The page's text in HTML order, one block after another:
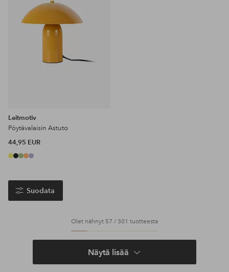
Leitmotiv
Pöytävalaisin Astuto
44,95 EUR
Suodata
Olet nähnyt 57 / 301 tuotteesta
Näytä lisää